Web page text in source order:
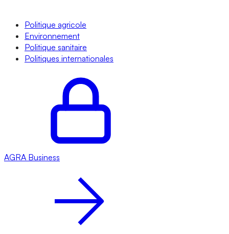
Politique agricole
Environnement
Politique sanitaire
Politiques internationales
AGRA Business